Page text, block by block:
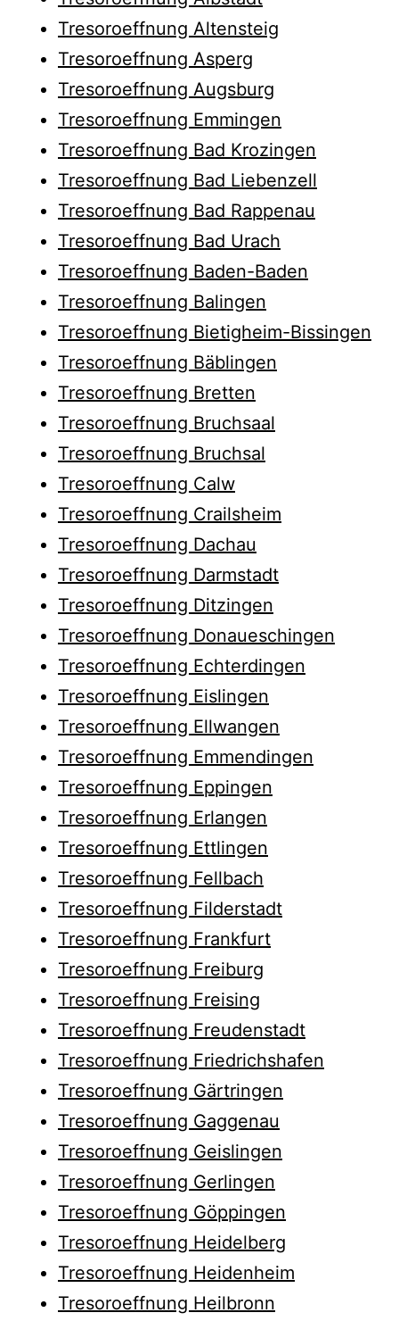
Tresoroeffnung Altensteig
Tresoroeffnung Asperg
Tresoroeffnung Augsburg
Tresoroeffnung Emmingen
Tresoroeffnung Bad Krozingen
Tresoroeffnung Bad Liebenzell
Tresoroeffnung Bad Rappenau
Tresoroeffnung Bad Urach
Tresoroeffnung Baden-Baden
Tresoroeffnung Balingen
Tresoroeffnung Bietigheim-Bissingen
Tresoroeffnung Bäblingen
Tresoroeffnung Bretten
Tresoroeffnung Bruchsaal
Tresoroeffnung Bruchsal
Tresoroeffnung Calw
Tresoroeffnung Crailsheim
Tresoroeffnung Dachau
Tresoroeffnung Darmstadt
Tresoroeffnung Ditzingen
Tresoroeffnung Donaueschingen
Tresoroeffnung Echterdingen
Tresoroeffnung Eislingen
Tresoroeffnung Ellwangen
Tresoroeffnung Emmendingen
Tresoroeffnung Eppingen
Tresoroeffnung Erlangen
Tresoroeffnung Ettlingen
Tresoroeffnung Fellbach
Tresoroeffnung Filderstadt
Tresoroeffnung Frankfurt
Tresoroeffnung Freiburg
Tresoroeffnung Freising
Tresoroeffnung Freudenstadt
Tresoroeffnung Friedrichshafen
Tresoroeffnung Gärtringen
Tresoroeffnung Gaggenau
Tresoroeffnung Geislingen
Tresoroeffnung Gerlingen
Tresoroeffnung Göppingen
Tresoroeffnung Heidelberg
Tresoroeffnung Heidenheim
Tresoroeffnung Heilbronn